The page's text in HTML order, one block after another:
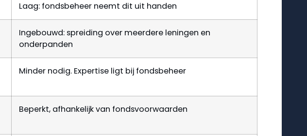
Laag: fondsbeheer neemt dit uit handen
Ingebouwd: spreiding over meerdere leningen en
onderpanden
Minder nodig. Expertise ligt bij fondsbeheer
Beperkt, afhankelijk van fondsvoorwaarden